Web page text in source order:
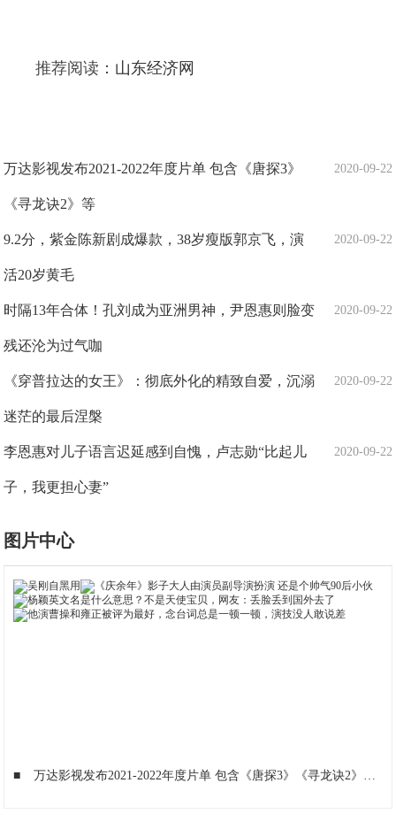
推荐阅读： 山东经济网
2020-09-22
万达影视发布2021-2022年度片单 包含《唐探3》
《寻龙诀2》等
2020-09-22
9.2分，紫金陈新剧成爆款，38岁瘦版郭京飞，演
活20岁黄毛
2020-09-22
时隔13年合体！孔刘成为亚洲男神，尹恩惠则脸变
残还沦为过气咖
2020-09-22
《穿普拉达的女王》：彻底外化的精致自爱，沉溺
迷茫的最后涅槃
2020-09-22
李恩惠对儿子语言迟延感到自愧，卢志勋“比起儿
子，我更担心妻”
图片中心
■ 万达影视发布2021-2022年度片单 包含《唐探3》《寻龙诀2》等